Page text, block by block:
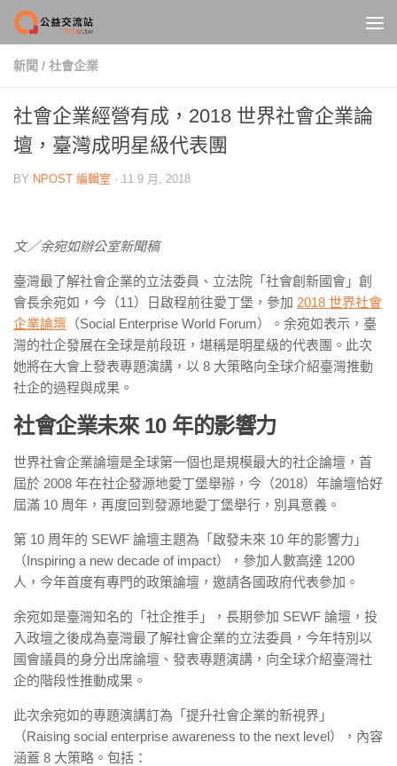
Skip to content
新聞 / 社會企業
社會企業經營有成，2018 世界社會企業論
壇，臺灣成明星級代表團
BY NPOST 編輯室 · 11 9 月, 2018
文／余宛如辦公室新聞稿
臺灣最了解社會企業的立法委員、立法院「社會創新國會」創
會長余宛如，今（11）日啟程前往愛丁堡，參加 2018 世界社會
企業論壇 （Social Enterprise World Forum）。余宛如表示，臺
灣的社企發展在全球是前段班，堪稱是明星級的代表團。此次
她將在大會上發表專題演講，以 8 大策略向全球介紹臺灣推動
社企的過程與成果。
社會企業未來 10 年的影響力
世界社會企業論壇是全球第一個也是規模最大的社企論壇，首
屆於 2008 年在社企發源地愛丁堡舉辦，今（2018）年論壇恰好
屆滿 10 周年，再度回到發源地愛丁堡舉行，別具意義。
第 10 周年的 SEWF 論壇主題為「啟發未來 10 年的影響力」
（Inspiring a new decade of impact），參加人數高達 1200
人，今年首度有專門的政策論壇，邀請各國政府代表參加。
余宛如是臺灣知名的「社企推手」，長期參加 SEWF 論壇，投
入政壇之後成為臺灣最了解社會企業的立法委員，今年特別以
國會議員的身分出席論壇、發表專題演講，向全球介紹臺灣社
企的階段性推動成果。
此次余宛如的專題演講訂為「提升社會企業的新視界」
（Raising social enterprise awareness to the next level），內容
涵蓋 8 大策略。包括：